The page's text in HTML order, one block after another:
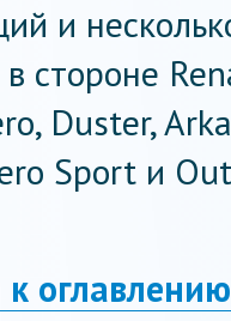
и
в стороне
Duster,
Sport и
к оглавлению